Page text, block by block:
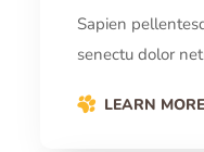
Sapien
senectu dolor
LEARN MORE